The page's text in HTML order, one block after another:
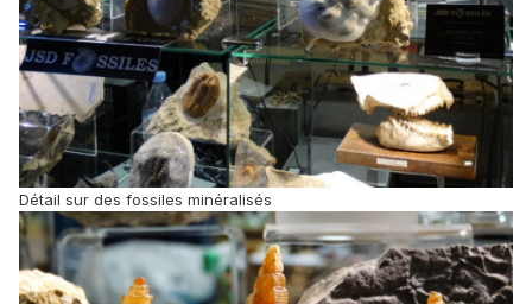
Détail sur des fossiles minéralisés